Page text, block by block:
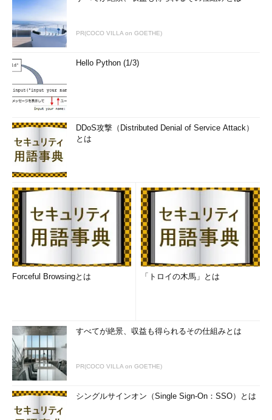
PR(COCO VILLA on GOETHE)
Hello Python (1/3)
DDoS攻撃（Distributed Denial of Service Attack）
とは
Forceful Browsingとは 「トロイの木馬」とは
すべてが絶景、収益も得られるその仕組みとは
PR(COCO VILLA on GOETHE)
シングルサインオン（Single Sign-On：SSO）とは